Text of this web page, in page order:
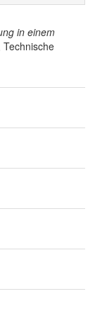
in einem